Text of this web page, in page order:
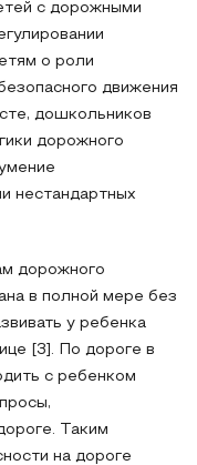
с дорожными
о роли
движения
дошкольников
дорожного
нестандартных
дорожного
в полной мере без
у ребенка
[3]. По дороге в
с ребенком
Таким
на дороге